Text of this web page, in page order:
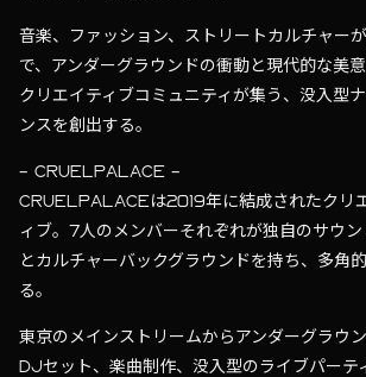
音楽、ファッション、ストリートカルチャー
で、アンダーグラウンドの衝動と現代的な美
クリエイティブコミュニティが集う、没入型
ンスを創出する。
– CRUELPALACE –
CRUELPALACEは2019年に結成されたクリ
ィブ。7人のメンバーそれぞれが独自のサウン
とカルチャーバックグラウンドを持ち、多角
る。
東京のメインストリームからアンダーグラウ
DJセット、楽曲制作、没入型のライブパーテ